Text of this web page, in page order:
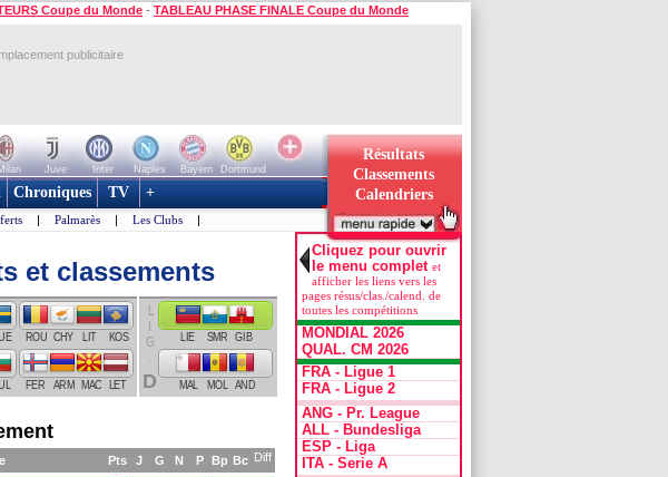
Coupe du Monde - TABLEAU PHASE FINALE Coupe du Monde
publicitaire
Juve Inter Naples Bayern
Dortmund
Résultats
Classements
Calendriers
Chroniques TV +
| Palmarès | Les Clubs |
et classements
ROU CHY LIT KOS
FER ARM MAC LET
LIG.
D
LIE SMR GIB
MAL MOL AND
Pts J G N P Bp Bc Diff
Cliquez pour ouvrir
le menu complet et
afficher les liens vers les
pages résus/clas./calend. de
toutes les compétitions
MONDIAL 2026
QUAL. CM 2026
FRA - Ligue 1
FRA - Ligue 2
ANG - Pr. League
ALL - Bundesliga
ESP - Liga
ITA - Serie A